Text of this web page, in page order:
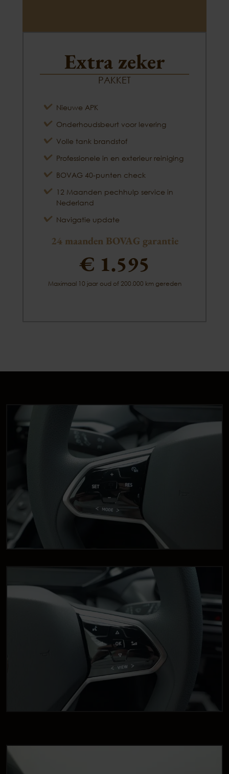
Extra zeker
PAKKET
Nieuwe APK
Onderhoudsbeurt voor levering
Volle tank brandstof
Professionele in en exterieur reiniging
BOVAG 40-punten check
12 Maanden pechhulp service in
Nederland
Navigatie update
24 maanden BOVAG garantie
€ 1.595
Maximaal 10 jaar oud of 200.000 km gereden